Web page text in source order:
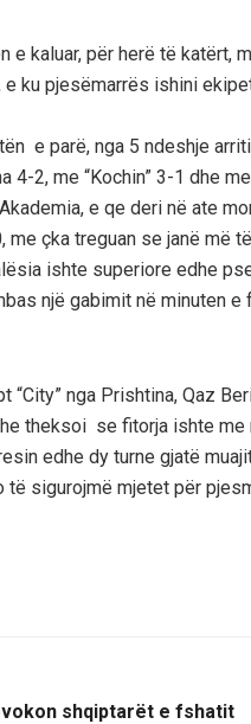
e kaluar, për herë të
e ku pjesëmarrës ishini
e parë, nga 5 ndeshje
4-2, me “Kochin” 3-1 dhe
e qe deri në ate
me çka treguan se janë më
ishte superiore edhe
një gabimit në minuten
“City” nga Prishtina, Qaz
theksoi se fitorja ishte me
edhe dy turne gjatë
të sigurojmë mjetet për
shqiptarët e fshatit